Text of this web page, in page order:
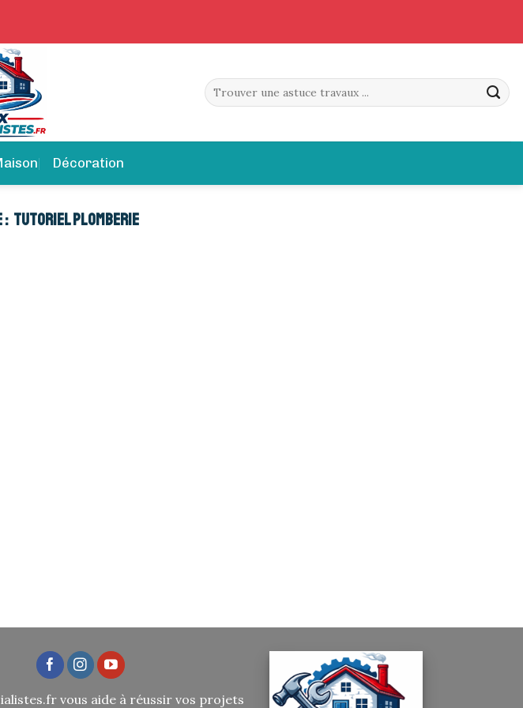
Décoration
TUTORIEL PLOMBERIE
vous aide à réussir vos projets